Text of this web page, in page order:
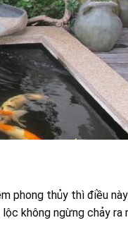
phong thủy thì điều
không ngừng chảy ra